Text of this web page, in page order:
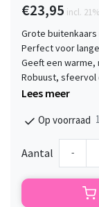
€23,95 incl.
Grote
Perfect voor
Geeft een warme,
Robuust, sfeervol
Lees meer
Op voorraad
Aantal -